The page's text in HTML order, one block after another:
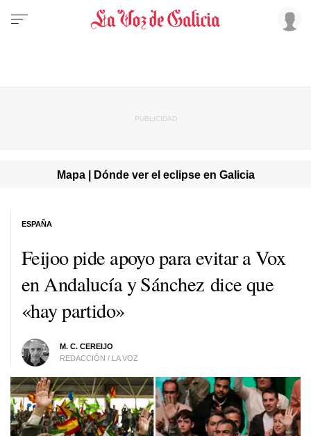
Mapa | Dónde ver el eclipse en Galicia
Feijoo pide apoyo para evitar a Vox
en Andalucía y Sánchez dice que
«hay partido»
M. C. CEREIJO
REDACCIÓN / LA VOZ
ESPAÑA